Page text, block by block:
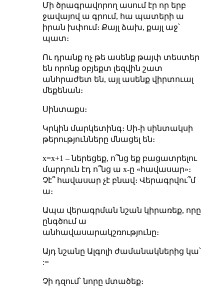
Մի ծրագրավորող ասում էր որ երբ
ջավայով ա գրում, հա պատերի ա
իրան խփում։ Քայլ ձախ, քայլ աջ՝
պատ։
Ու դրանք ոչ թե ասենք թայփ տեստեր
են որոնք օբյեքտ լեզվին շատ
անհրաժետ են, այլ ասենք վիրտուալ
մեքենան։
Սինտաքս։
Կրկին մարկետինգ։ Սի-ի սինտակսի
թերությունները մնացել են։
x=x+1 – ներեցեք, ո՞նց եք բացատրելու
մարդուն էդ ո՞նց ա x-ը «հավասար»։
Չէ՞ հավասար չէ բնավ։ Վերագրվու՞մ
ա։
Ապա վերագրման նշան կիրառեք, որը
ընգծում ա
անհավասարակշռությունը։
Այդ նշանը Ալգոլի ժամանակներից կա՝
:=
Չի դզում՝ նորը մտածեք։